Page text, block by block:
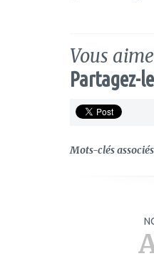
Vous
Partagez-
Mots-clés